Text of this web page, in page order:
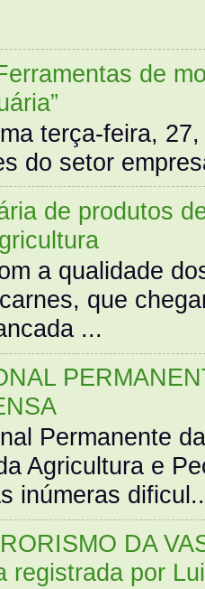
de
terça-feira,
do setor
de produtos
a qualidade
que
...
Permanente
Agricultura e
inúmeras
DA
registrada por